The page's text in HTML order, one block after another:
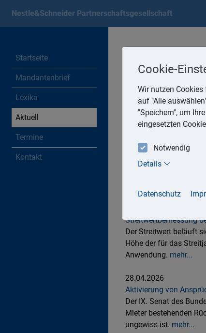
Nestle&Schneider Partnerschaftsgesellschaft
Startseite
Mandantenbrief
Lexika
Aktuell
Termine
Kontakt
« 03/2026| » 05/2026
30.04.2026
Mit Urteil vom 1.
Zolltarifs als
bestimmter
Streitwertbemessung
Der Streitwert beläuft
Höhe der für das
Anwendung. mehr...
28.04.2026
Aktivierung von
Der IX. Senat des
Mieter bestehenden
ungewiss ist. mehr...
Cookie-
Wir nutzen
auf "Alle
"Speichern", um
eingesetzten
Notwendig
Details
Datenschutz